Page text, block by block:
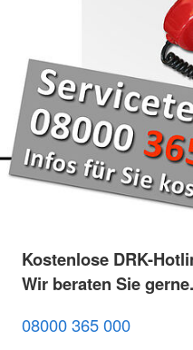
Kostenlose DRK-
Wir beraten Sie gerne.
08000 365 000